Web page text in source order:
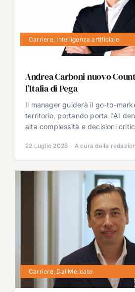
Carriere, Intelligenza artificiale
Andrea Carboni nuovo
l’Italia di Pega
Il manager guiderà il go-to-
territorio, portando porta l'AI
alta complessità e decisioni
22 Luglio 2026 · A cura della
Carriere, Dal Mercato